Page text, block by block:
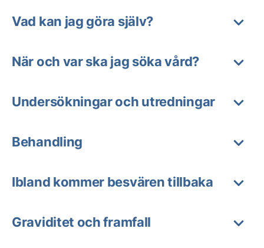
Vad kan jag göra själv?
När och var ska jag söka vård?
Undersökningar och utredningar
Behandling
Ibland kommer besvären tillbaka
Graviditet och framfall